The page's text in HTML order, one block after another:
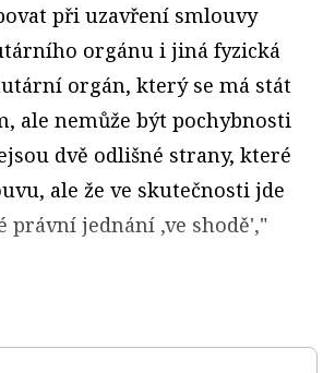
při uzavření smlouvy
orgánu i jiná fyzická
orgán, který se má stát
ale nemůže být pochybnosti
dvě odlišné strany, které
ale že ve skutečnosti jde
právní jednání ,ve shodě',"